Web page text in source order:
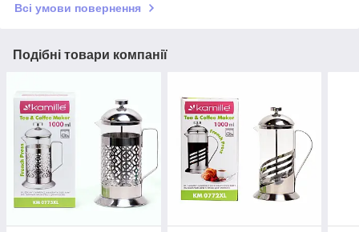
Всі умови повернення
Подібні товари компанії